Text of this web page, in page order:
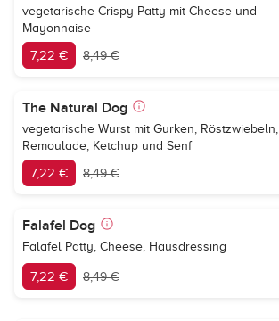
vegetarische Crispy Patty mit Cheese und
Mayonnaise
7,22 € 8,49 €
The Natural Dog
vegetarische Wurst mit Gurken, Röstzwiebeln,
Remoulade, Ketchup und Senf
7,22 € 8,49 €
Falafel Dog
Falafel Patty, Cheese, Hausdressing
7,22 € 8,49 €